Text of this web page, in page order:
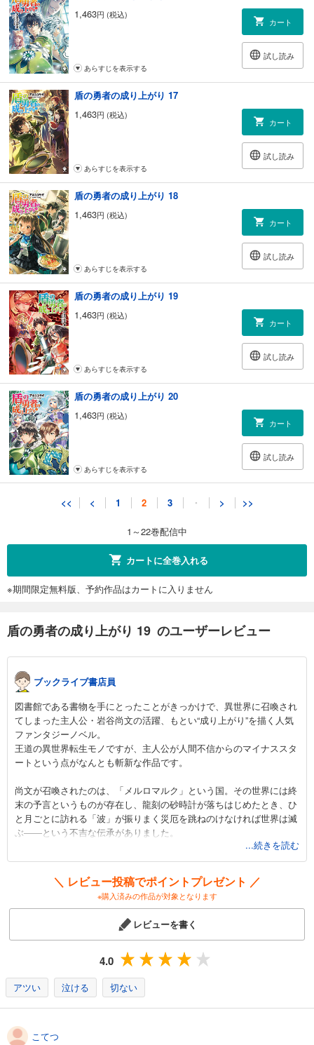
1,463円 (税込)
カート
試し読み
あらすじを表示する
盾の勇者の成り上がり 17
1,463円 (税込)
カート
試し読み
あらすじを表示する
盾の勇者の成り上がり 18
1,463円 (税込)
カート
試し読み
あらすじを表示する
盾の勇者の成り上がり 19
1,463円 (税込)
カート
試し読み
あらすじを表示する
盾の勇者の成り上がり 20
1,463円 (税込)
カート
試し読み
あらすじを表示する
盾の勇者の成り上がり 21
盾の勇者の成り上がり 22
試し読み
<< < 1 2 3 ・ > >>
1～22巻配信中
カートに全巻入れる
※期間限定無料版、予約作品はカートに入りません
盾の勇者の成り上がり 19 のユーザーレビュー
ブックライブ書店員
図書館である書物を手にとったことがきっかけで、異世界に召喚され
てしまった主人公・岩谷尚文の活躍、もとい“成り上がり”を描く人気
ファンタジーノベル。
王道の異世界転生モノですが、主人公が人間不信からのマイナススタ
ートという点がなんとも斬新な作品です。
尚文が召喚されたのは、「メルロマルク」という国。その世界には終
末の予言というものが存在し、龍刻の砂時計が落ちはじめたとき、ひ
と月ごとに訪れる「波」が振りまく災厄を跳ねのけなければ世界は滅
ぶ――という不吉な伝承がありました。
それが現実となった今、対処する最終兵器として異世界（＝日本）か
ら召喚されたのが、尚文はじめ4人の勇者たち。
しかし、他の3人が、剣・槍・弓という華やかな伝説の武器の属性で
ある一方、尚文の武器は「盾」。なんか地味。そこはかとなく漂う負
しかし物語はここからが本題です！
なんと他の勇者3人の姦計にはまり、婦女暴行の冤罪を着せられた尚
文は、右も左もわからない異世界で、いきなり放逐されてしまうこと
現実世界ではオタクで引きこもり気味の大学生、さらに異世界ですら
輝けない。
力で、マイナスの境地から世界を救う本物の勇者になるべく、試行錯
...続きを読む
＼ レビュー投稿でポイントプレゼント ／
※購入済みの作品が対象となります
レビューを書く
4.0
アツい 泣ける 切ない
こてつ